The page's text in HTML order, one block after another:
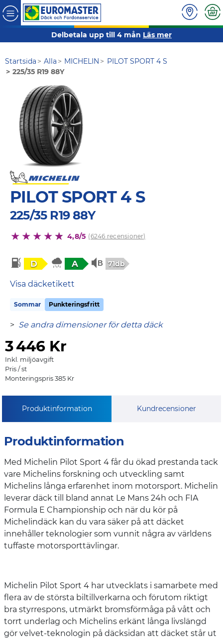
Delbetala upp till 4 mån Läs mer
Startsida Alla MICHELIN
PILOT SPORT 4 S
225/35 R19 88Y
PILOT SPORT 4 S
225/35 R19 88Y
4,8/5 (6246 recensioner)
D A 71db
Visa däcketikett
Sommar Punkteringsfritt
> Se andra dimensioner för detta däck
3446 Kr
Inkl. miljöavgift
Pris / st
Monteringspris 385 Kr
Produktinformation Kundrecensioner
Produktinformation
Med Michelin Pilot Sport 4 får du ökad prestanda tack
vare Michelins forskning och utveckling samt
Michelins långa erfarenhet inom motorsport. Michelin
leverar däck till bland annat Le Mans 24h och FIA
Formula E Championship och när du kör på
Michelindäck kan du vara säker på att däcket
innehåller teknologier som vunnit några av världens
tuffaste motorsporttävlingar.
Michelin Pilot Sport 4 har utvecklats i samarbete med
flera av de största biltillverkarna och förutom riktigt
bra styrrespons, utmärkt bromsförmåga på vått och
torrt underlag och Michelins erkänt långa livslängd
gör velvet-teknologin på däcksidan att däcket står ut